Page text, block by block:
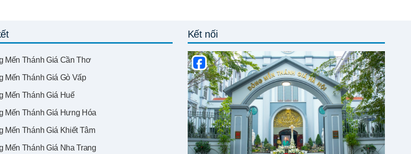
Mến Thánh Giá Cần Thơ
Mến Thánh Giá Gò Vấp
Mến Thánh Giá Huế
Mến Thánh Giá Hưng Hóa
Mến Thánh Giá Khiết Tâm
Mến Thánh Giá Nha Trang
Kết nối